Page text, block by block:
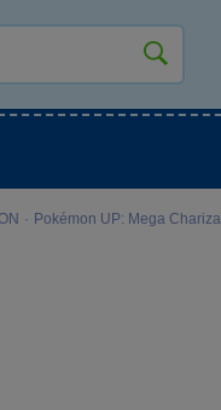
· Pokémon UP: Mega